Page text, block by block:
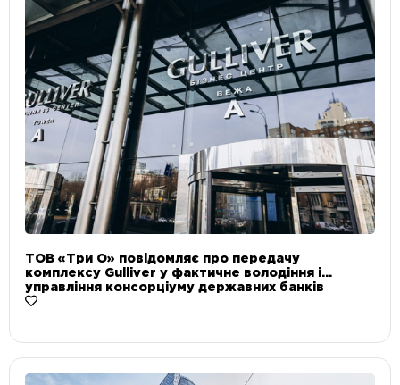
ТОВ «Три О» повідомляє про передачу
комплексу Gulliver у фактичне володіння і
управління консорціуму державних банків